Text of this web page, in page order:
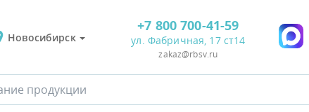
Новосибирск
+7 800 700-41-59
ул. Фабричная, 17 ст14
zakaz@rbsv.ru